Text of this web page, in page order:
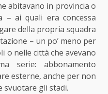
abitavano in provincia o
– ai quali era concessa
della propria squadra
– un po’ meno per
o nelle città che avevano
serie: abbonamento
esterne, anche per non
gli stadi.